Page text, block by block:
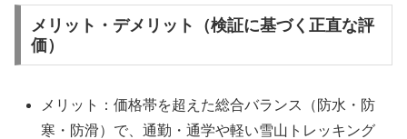
メリット・デメリット（検証に基づく正直な評
価）
メリット：価格帯を超えた総合バランス（防水・防
寒・防滑）で、通勤・通学や軽い雪山トレッキング